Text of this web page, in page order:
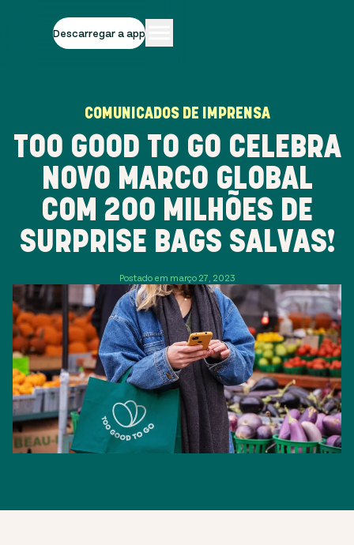
Descarregar a app
COMUNICADOS DE IMPRENSA
TOO GOOD TO GO CELEBRA
NOVO MARCO GLOBAL
COM 200 MILHÕES DE
SURPRISE BAGS SALVAS!
Postado em março 27, 2023